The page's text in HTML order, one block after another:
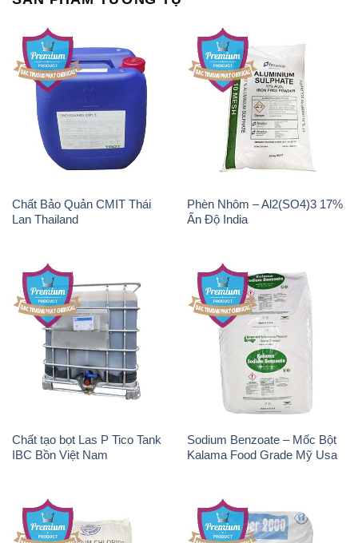
Chất Bảo Quản CMIT Thái
Lan Thailand
Phèn Nhôm – Al2(SO4)3 17%
Ấn Độ India
Chất tạo bọt Las P Tico Tank
IBC Bồn Việt Nam
Sodium Benzoate – Mốc Bột
Kalama Food Grade Mỹ Usa